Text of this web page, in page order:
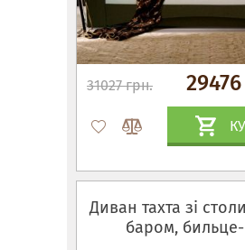
31027 грн.
Диван тахта зі
баром,